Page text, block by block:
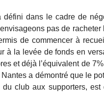
dans le cadre de
pas de
de commencer à
à la levée de fonds en
et déjà l’équivalent de
a démontré que le
club aux supporters,